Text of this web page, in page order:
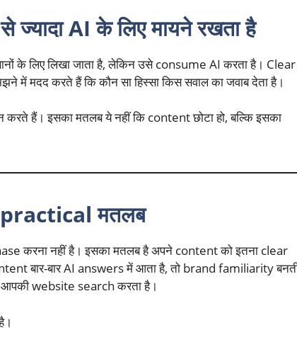
AI के लिए मायने रखता है
के लिए लिखा जाता है, लेकिन उसे consume AI करता है। Clear
मदद करते हैं कि कौन सा हिस्सा किस सवाल का जवाब देता है।
हैं। इसका मतलब ये नहीं कि content छोटा हो, बल्कि इसका
मतलब
करना नहीं है। इसका मतलब है अपने content को इतना clear
बार-बार AI answers में आता है, तो brand familiarity
website search करता है।